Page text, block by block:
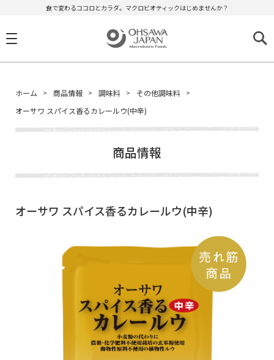
食で変わるココロとカラダ。マクロビオティックはじめませんか？
ホーム 商品情報 調味料
その他調味料
オーサワ スパイス香るカレールウ(中辛)
商品情報
オーサワ スパイス香るカレールウ(中辛)